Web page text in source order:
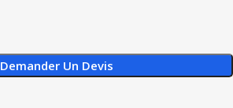
Demander Un Devis